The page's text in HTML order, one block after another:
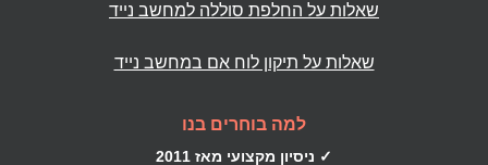
שאלות על החלפת סוללה למחשב נייד
שאלות על תיקון לוח אם במחשב נייד
למה בוחרים בנו
✓ ניסיון מקצועי מאז 2011